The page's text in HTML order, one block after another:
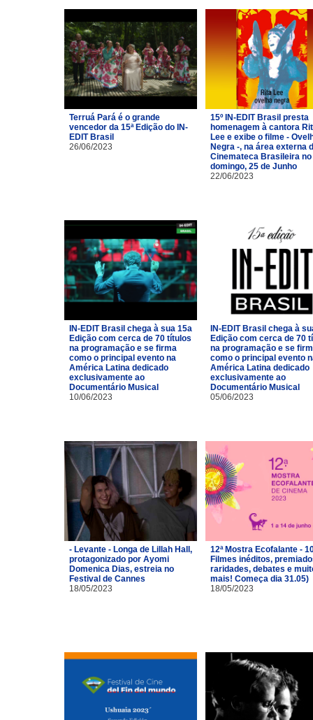
Terruá Pará é o grande
vencedor da 15ª Edição do IN-
EDIT Brasil
26/06/2023
15º IN-EDIT Brasil presta
homenagem à cantora
Lee e exibe o filme -
Negra -, na área externa
Cinemateca Brasileira no
domingo, 25 de Junho
22/06/2023
IN-EDIT Brasil chega à sua 15a
Edição com cerca de 70 títulos
na programação e se firma
como o principal evento na
América Latina dedicado
exclusivamente ao
Documentário Musical
10/06/2023
IN-EDIT Brasil chega à
Edição com cerca de 70
na programação e se
como o principal evento
América Latina dedicado
exclusivamente ao
Documentário Musical
05/06/2023
- Levante - Longa de Lillah Hall,
protagonizado por Ayomi
Domenica Dias, estreia no
Festival de Cannes
18/05/2023
12ª Mostra Ecofalante -
Filmes inéditos,
raridades, debates e
mais! Começa dia 31.05)
18/05/2023